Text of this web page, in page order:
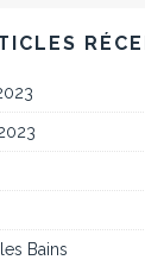
Bains